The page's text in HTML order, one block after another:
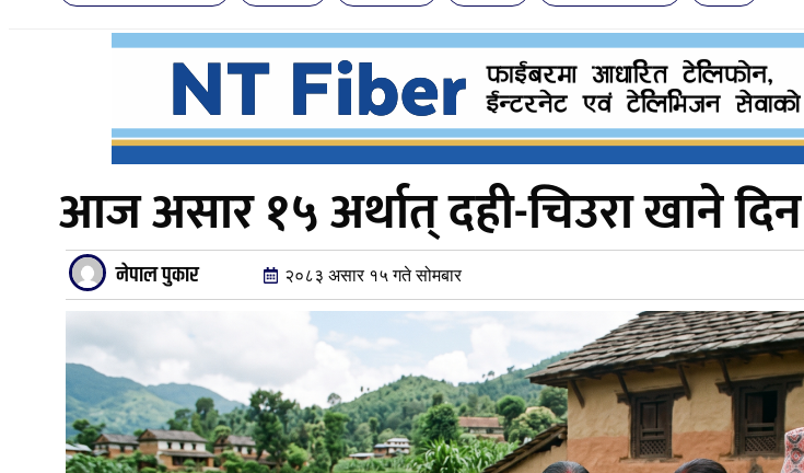
आज असार १५ अर्थात् दही-चिउरा खाने दिन
नेपाल पुकार २०८३ असार १५ गते सोमबार